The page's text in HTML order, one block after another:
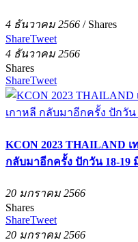
4 ธันวาคม 2566 / Shares
ShareTweet
4 ธันวาคม 2566
Shares
ShareTweet
KCON 2023 THAILAND
กลับมาอีกครั้ง ปักวัน 18-19
20 มกราคม 2566
Shares
ShareTweet
20 มกราคม 2566